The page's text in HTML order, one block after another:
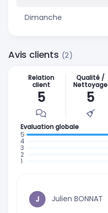
Dimanche
Avis clients (2)
Evaluation globale
avis
avis
Relation
client
5
Qualité /
Nettoyage
5
J Julien BONNAT